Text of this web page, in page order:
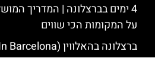
4 ימים בברצלונה | המדריך
על המקומות הכי שווים
עושים בברצלונה בהאלווין